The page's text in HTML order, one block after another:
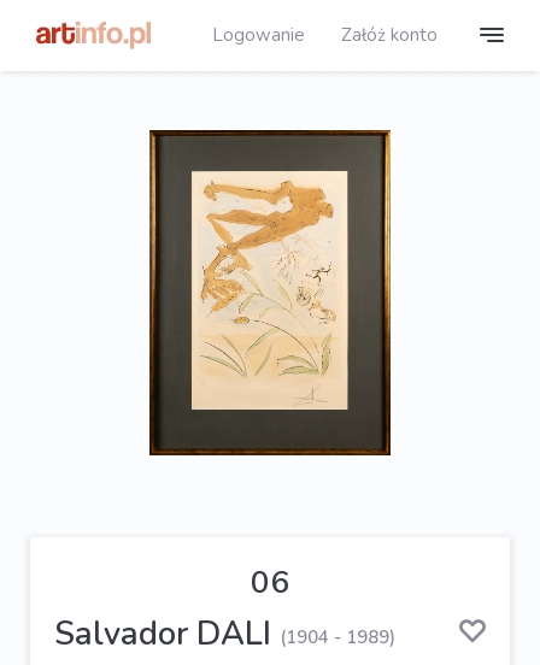
Logowanie Załóż konto
06
Salvador DALI (1904 - 1989)